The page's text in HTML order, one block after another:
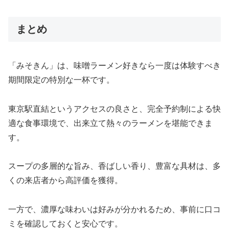
まとめ
「みそきん」は、味噌ラーメン好きなら一度は体験すべき
期間限定の特別な一杯です。
東京駅直結というアクセスの良さと、完全予約制による快
適な食事環境で、出来立て熱々のラーメンを堪能できま
す。
スープの多層的な旨み、香ばしい香り、豊富な具材は、多
くの来店者から高評価を獲得。
一方で、濃厚な味わいは好みが分かれるため、事前に口コ
ミを確認しておくと安心です。